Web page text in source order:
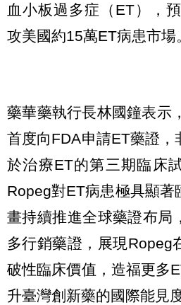
血小板過多症（ET），
攻美國約15萬ET病患市場
藥華藥執行長林國鐘表示
首度向FDA申請ET藥證，
於治療ET的第三期臨床
Ropeg對ET病患極具顯著
畫持續推進全球藥證布局
多行銷藥證，展現Ropeg
破性臨床價值，造福更多
升臺灣創新藥的國際能見度